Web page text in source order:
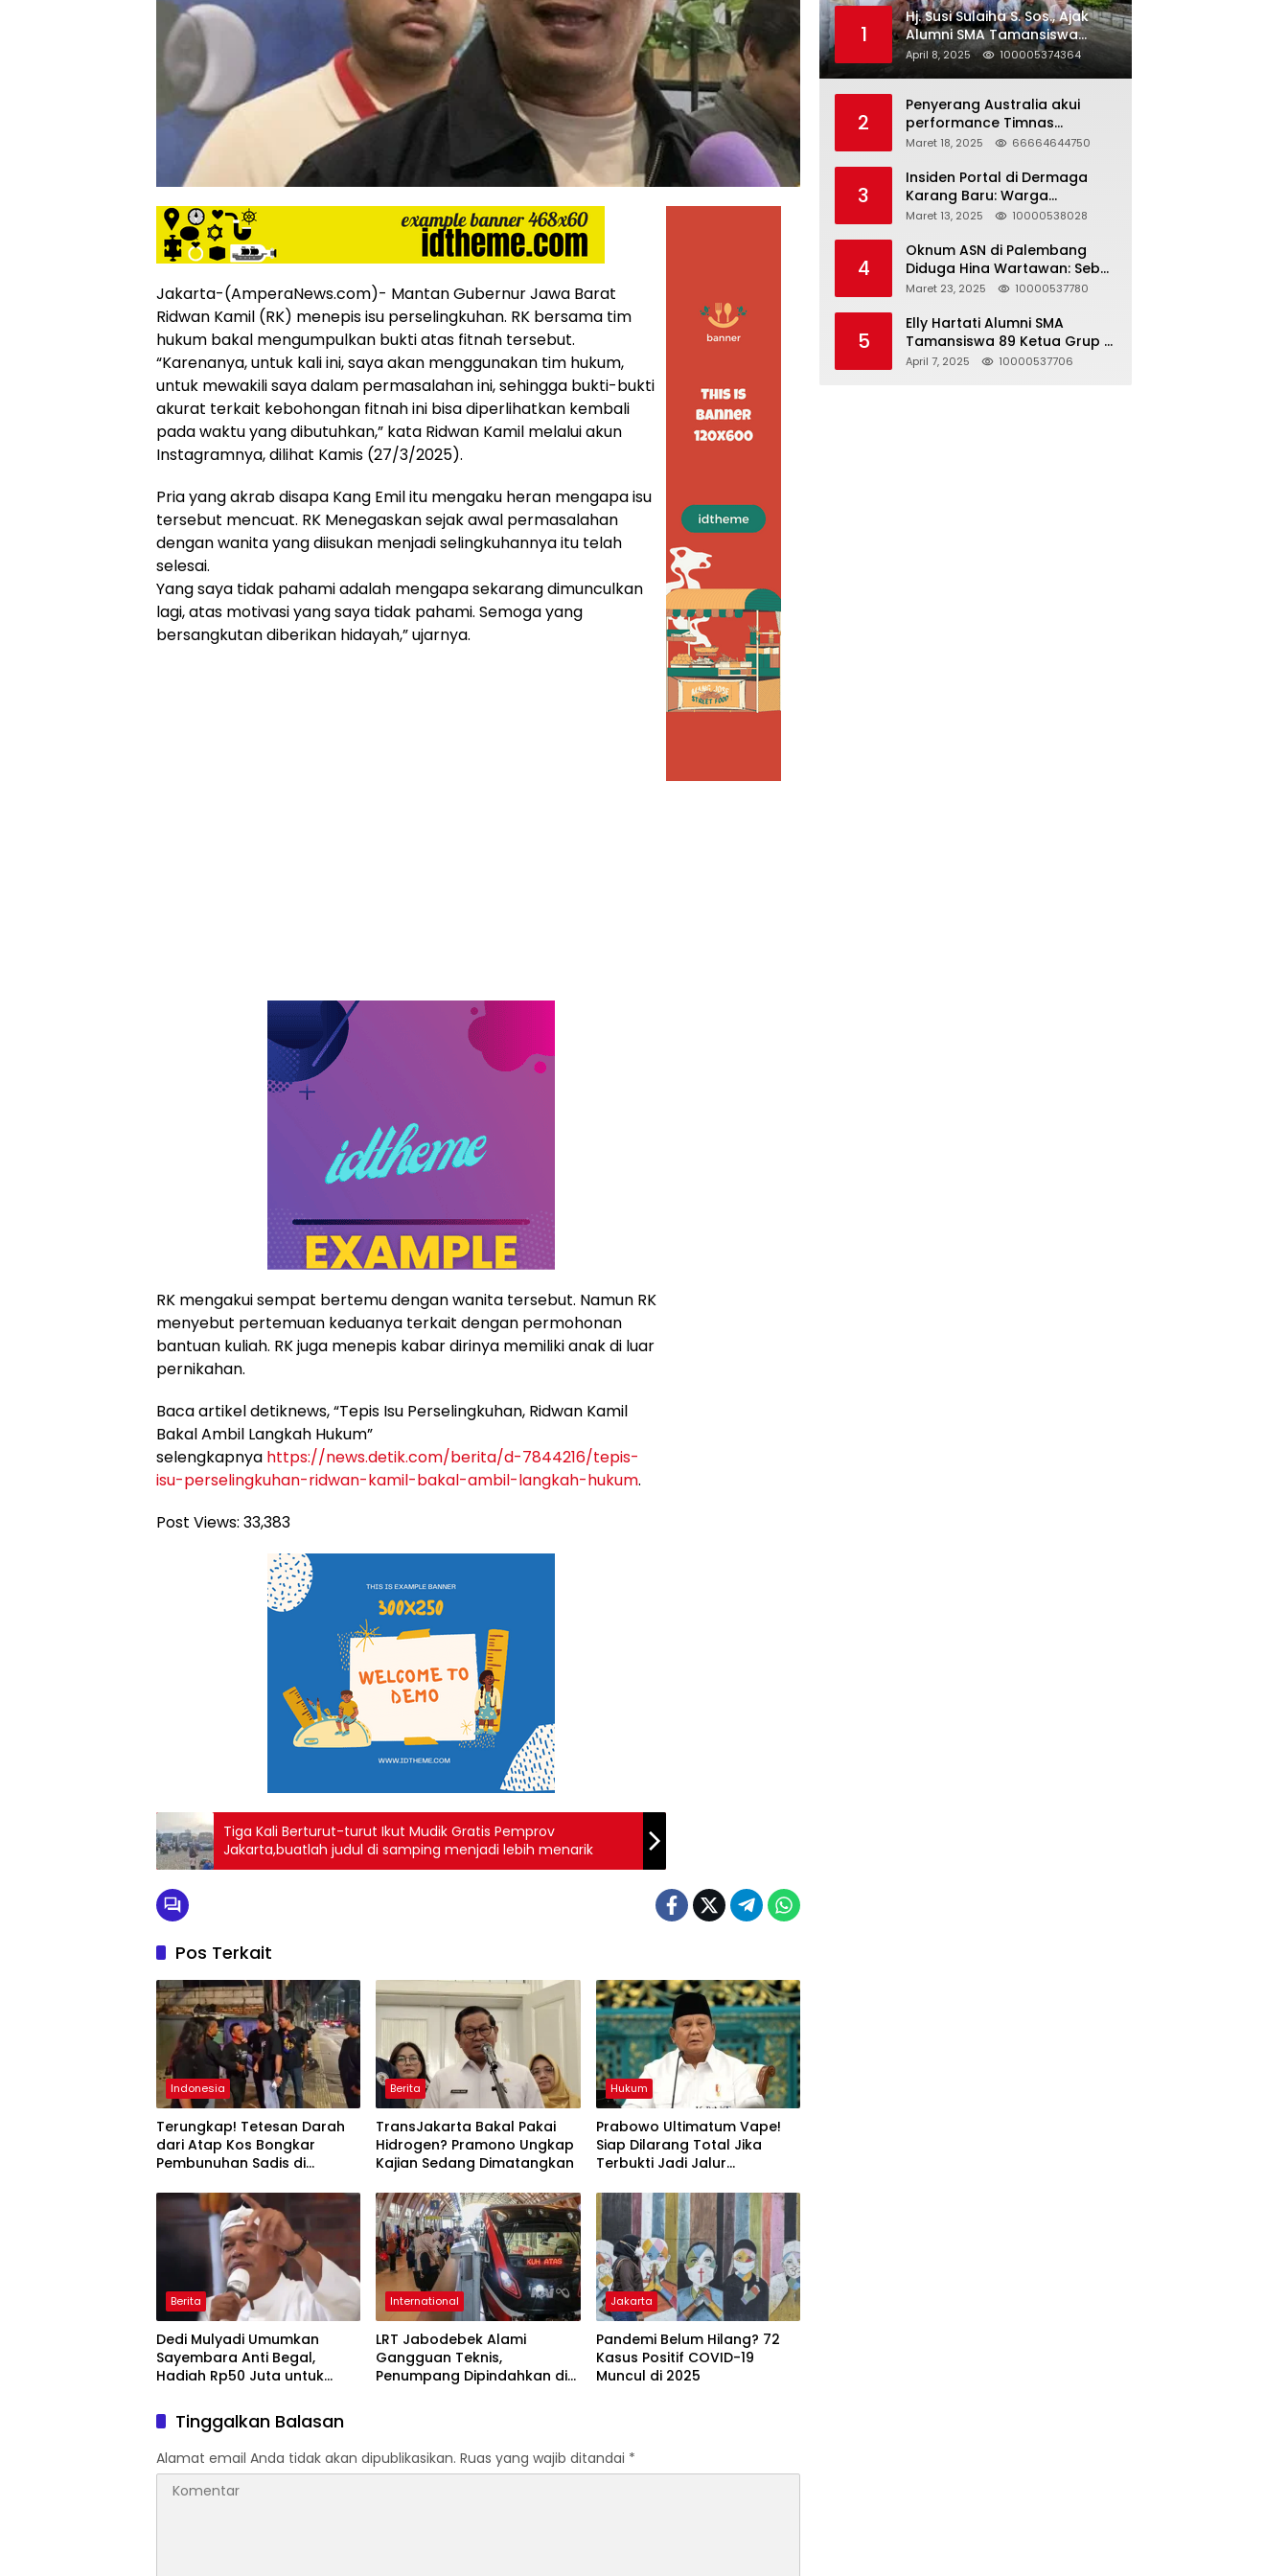
siber
lebih
bergaya
trendi,
mengandung
edukasi,
gaya
hiburan,
bebas
dari
narkoba
dan
berita
asusila
Media
Cetak
dan
Online
Ampera
Jakarta-(AmperaNews.com)- Mantan Gubernur Jawa Barat
Ridwan Kamil (RK) menepis isu perselingkuhan. RK bersama tim
hukum bakal mengumpulkan bukti atas fitnah tersebut.
“Karenanya, untuk kali ini, saya akan menggunakan tim hukum,
untuk mewakili saya dalam permasalahan ini, sehingga bukti-bukti
akurat terkait kebohongan fitnah ini bisa diperlihatkan kembali
pada waktu yang dibutuhkan,” kata Ridwan Kamil melalui akun
Instagramnya, dilihat Kamis (27/3/2025).
Pria yang akrab disapa Kang Emil itu mengaku heran mengapa isu
tersebut mencuat. RK Menegaskan sejak awal permasalahan
dengan wanita yang diisukan menjadi selingkuhannya itu telah
selesai.
Yang saya tidak pahami adalah mengapa sekarang dimunculkan
lagi, atas motivasi yang saya tidak pahami. Semoga yang
bersangkutan diberikan hidayah,” ujarnya.
RK mengakui sempat bertemu dengan wanita tersebut. Namun RK
menyebut pertemuan keduanya terkait dengan permohonan
bantuan kuliah. RK juga menepis kabar dirinya memiliki anak di luar
pernikahan.
Baca artikel detiknews, “Tepis Isu Perselingkuhan, Ridwan Kamil
Bakal Ambil Langkah Hukum”
selengkapnya https://news.detik.com/berita/d-7844216/tepis-
isu-perselingkuhan-ridwan-kamil-bakal-ambil-langkah-hukum.
Post Views: 33,383
Tiga Kali Berturut-turut Ikut Mudik Gratis Pemprov
Jakarta,buatlah judul di samping menjadi lebih menarik
Pos Terkait
Indonesia
Terungkap! Tetesan Darah
dari Atap Kos Bongkar
Pembunuhan Sadis di
Berita
TransJakarta Bakal Pakai
Hidrogen? Pramono Ungkap
Kajian Sedang Dimatangkan
Hukum
Prabowo Ultimatum Vape!
Siap Dilarang Total Jika
Terbukti Jadi Jalur
Berita
Dedi Mulyadi Umumkan
Sayembara Anti Begal,
Hadiah Rp50 Juta untuk
Pelaku Kejahatan!
International
LRT Jabodebek Alami
Gangguan Teknis,
Penumpang Dipindahkan di
Jakarta
Pandemi Belum Hilang? 72
Kasus Positif COVID-19
Muncul di 2025
Tinggalkan Balasan
Alamat email Anda tidak akan dipublikasikan. Ruas yang wajib ditandai *
1
Hj. Susi Sulaiha S. Sos., Ajak
Alumni SMA Tamansiswa
Palembang Angkatan 91 Halal
Bihalal
April 8, 2025 100005374364
2
Penyerang Australia akui
performance Timnas
Indonesia
Maret 18, 2025 66664644750
3
Insiden Portal di Dermaga
Karang Baru: Warga
Klarifikasi dan Kritik
Akurat
Maret 13, 2025 10000538028
4
Oknum ASN di Palembang
Diduga Hina Wartawan: Sebut
Profesi Jurnalis Hanya
Berujung Dugaan
Pelanggaran UU ITE!
Maret 23, 2025 10000537780
5
Elly Hartati Alumni SMA
Tamansiswa 89 Ketua Grup S
4 Laksanakan Giat
April 7, 2025 10000537706